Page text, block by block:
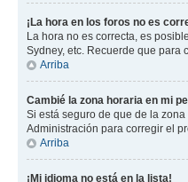
¡La hora en los foros no es
La hora no es correcta, es
Sydney, etc. Recuerde que para
Arriba
Cambié la zona horaria en mi
Si está seguro de que de la
Administración para corregir el
Arriba
¡Mi idioma no está en la lista!